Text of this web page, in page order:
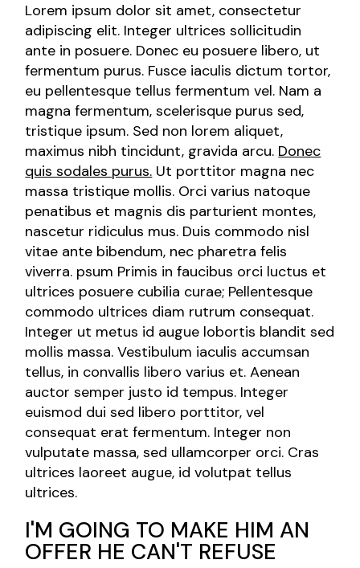
Lorem ipsum dolor sit amet, consectetur
adipiscing elit. Integer ultrices sollicitudin
ante in posuere. Donec eu posuere libero, ut
fermentum purus. Fusce iaculis dictum tortor,
eu pellentesque tellus fermentum vel. Nam a
magna fermentum, scelerisque purus sed,
tristique ipsum. Sed non lorem aliquet,
maximus nibh tincidunt, gravida arcu. Donec
quis sodales purus. Ut porttitor magna nec
massa tristique mollis. Orci varius natoque
penatibus et magnis dis parturient montes,
nascetur ridiculus mus. Duis commodo nisl
vitae ante bibendum, nec pharetra felis
viverra. psum Primis in faucibus orci luctus et
ultrices posuere cubilia curae; Pellentesque
commodo ultrices diam rutrum consequat.
Integer ut metus id augue lobortis blandit sed
mollis massa. Vestibulum iaculis accumsan
tellus, in convallis libero varius et. Aenean
auctor semper justo id tempus. Integer
euismod dui sed libero porttitor, vel
consequat erat fermentum. Integer non
vulputate massa, sed ullamcorper orci. Cras
ultrices laoreet augue, id volutpat tellus
ultrices.
I'M GOING TO MAKE HIM AN
OFFER HE CAN'T REFUSE